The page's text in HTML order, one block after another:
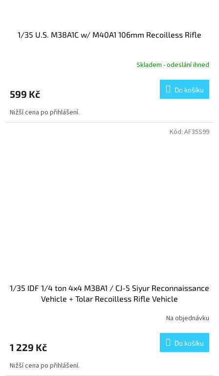
1/35 U.S. M38A1C w/ M40A1 106mm Recoilless Rifle
Skladem - odeslání ihned
599 Kč Do košíku
Nižší cena po přihlášení.
1/35 IDF 1/4 ton 4x4 M38A1 / CJ-5 Siyur Reconnaissance
Vehicle + Tolar Recoilless Rifle Vehicle
Na objednávku
1 229 Kč Do košíku
Nižší cena po přihlášení.
Kód: AF35S99